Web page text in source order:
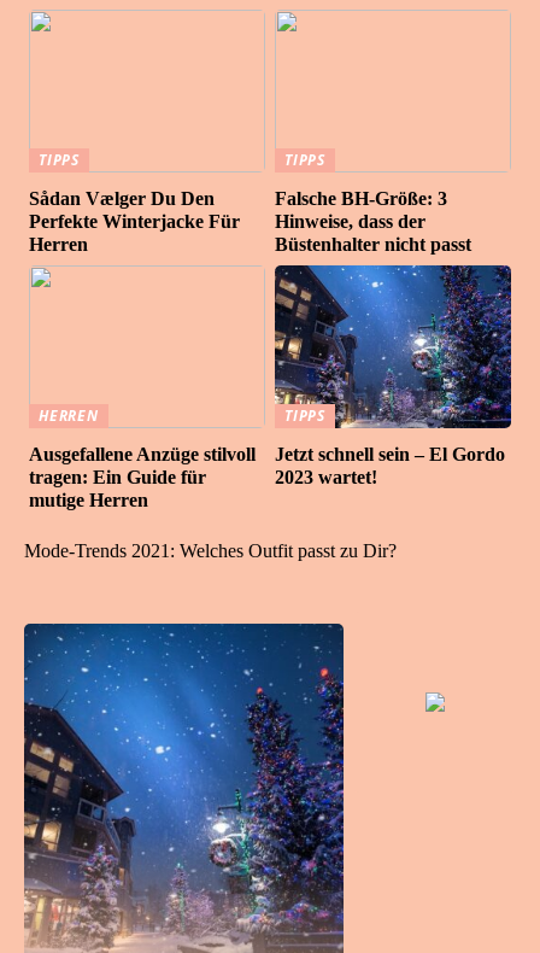
TIPPS
Sådan Vælger Du Den
Perfekte Winterjacke Für
Herren
TIPPS
Falsche BH-Größe: 3
Hinweise, dass der
Büstenhalter nicht passt
HERREN
Ausgefallene Anzüge stilvoll
tragen: Ein Guide für
mutige Herren
TIPPS
Jetzt schnell sein – El Gordo
2023 wartet!
Mode-Trends 2021: Welches Outfit passt zu Dir?